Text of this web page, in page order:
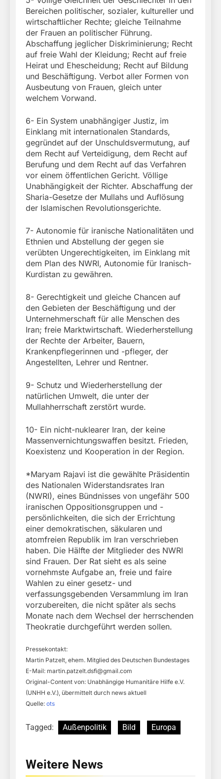
Bereichen politischer, sozialer, kultureller und
wirtschaftlicher Rechte; gleiche Teilnahme
der Frauen an politischer Führung.
Abschaffung jeglicher Diskriminierung; Recht
auf freie Wahl der Kleidung; Recht auf freie
Heirat und Ehescheidung; Recht auf Bildung
und Beschäftigung. Verbot aller Formen von
Ausbeutung von Frauen, gleich unter
welchem Vorwand.
6- Ein System unabhängiger Justiz, im
Einklang mit internationalen Standards,
gegründet auf der Unschuldsvermutung, auf
dem Recht auf Verteidigung, dem Recht auf
Berufung und dem Recht auf das Verfahren
vor einem öffentlichen Gericht. Völlige
Unabhängigkeit der Richter. Abschaffung der
Sharia-Gesetze der Mullahs und Auflösung
der Islamischen Revolutionsgerichte.
7- Autonomie für iranische Nationalitäten und
Ethnien und Abstellung der gegen sie
verübten Ungerechtigkeiten, im Einklang mit
dem Plan des NWRI, Autonomie für Iranisch-
Kurdistan zu gewähren.
8- Gerechtigkeit und gleiche Chancen auf
den Gebieten der Beschäftigung und der
Unternehmerschaft für alle Menschen des
Iran; freie Marktwirtschaft. Wiederherstellung
der Rechte der Arbeiter, Bauern,
Krankenpflegerinnen und -pfleger, der
Angestellten, Lehrer und Rentner.
9- Schutz und Wiederherstellung der
natürlichen Umwelt, die unter der
Mullahherrschaft zerstört wurde.
10- Ein nicht-nuklearer Iran, der keine
Massenvernichtungswaffen besitzt. Frieden,
Koexistenz und Kooperation in der Region.
*Maryam Rajavi ist die gewählte Präsidentin
des Nationalen Widerstandsrates Iran
(NWRI), eines Bündnisses von ungefähr 500
iranischen Oppositionsgruppen und -
persönlichkeiten, die sich der Errichtung
einer demokratischen, säkularen und
atomfreien Republik im Iran verschrieben
haben. Die Hälfte der Mitglieder des NWRI
sind Frauen. Der Rat sieht es als seine
vornehmste Aufgabe an, freie und faire
Wahlen zu einer gesetz- und
verfassungsgebenden Versammlung im Iran
vorzubereiten, die nicht später als sechs
Monate nach dem Wechsel der herrschenden
Theokratie durchgeführt werden sollen.
Pressekontakt:
Martin Patzelt, ehem. Mitglied des Deutschen Bundestages
E-Mail: martin.patzelt.dsfi@gmail.com
Original-Content von: Unabhängige Humanitäre Hilfe e.V.
(UNHH e.V.), übermittelt durch news aktuell
Quelle: ots
Tagged: Außenpolitik Bild Europa
Weitere News